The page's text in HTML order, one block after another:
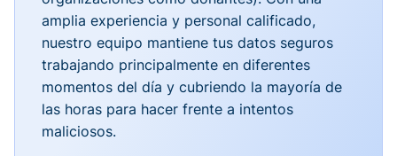
amplia experiencia y personal calificado,
nuestro equipo mantiene tus datos seguros
trabajando principalmente en diferentes
momentos del día y cubriendo la mayoría de
las horas para hacer frente a intentos
maliciosos.